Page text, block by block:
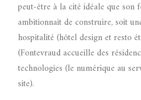
peut-être à la cité idéale que son
ambitionnait de construire, soit
hospitalité (hôtel design et resto
(Fontevraud accueille des
technologies (le numérique au
site).